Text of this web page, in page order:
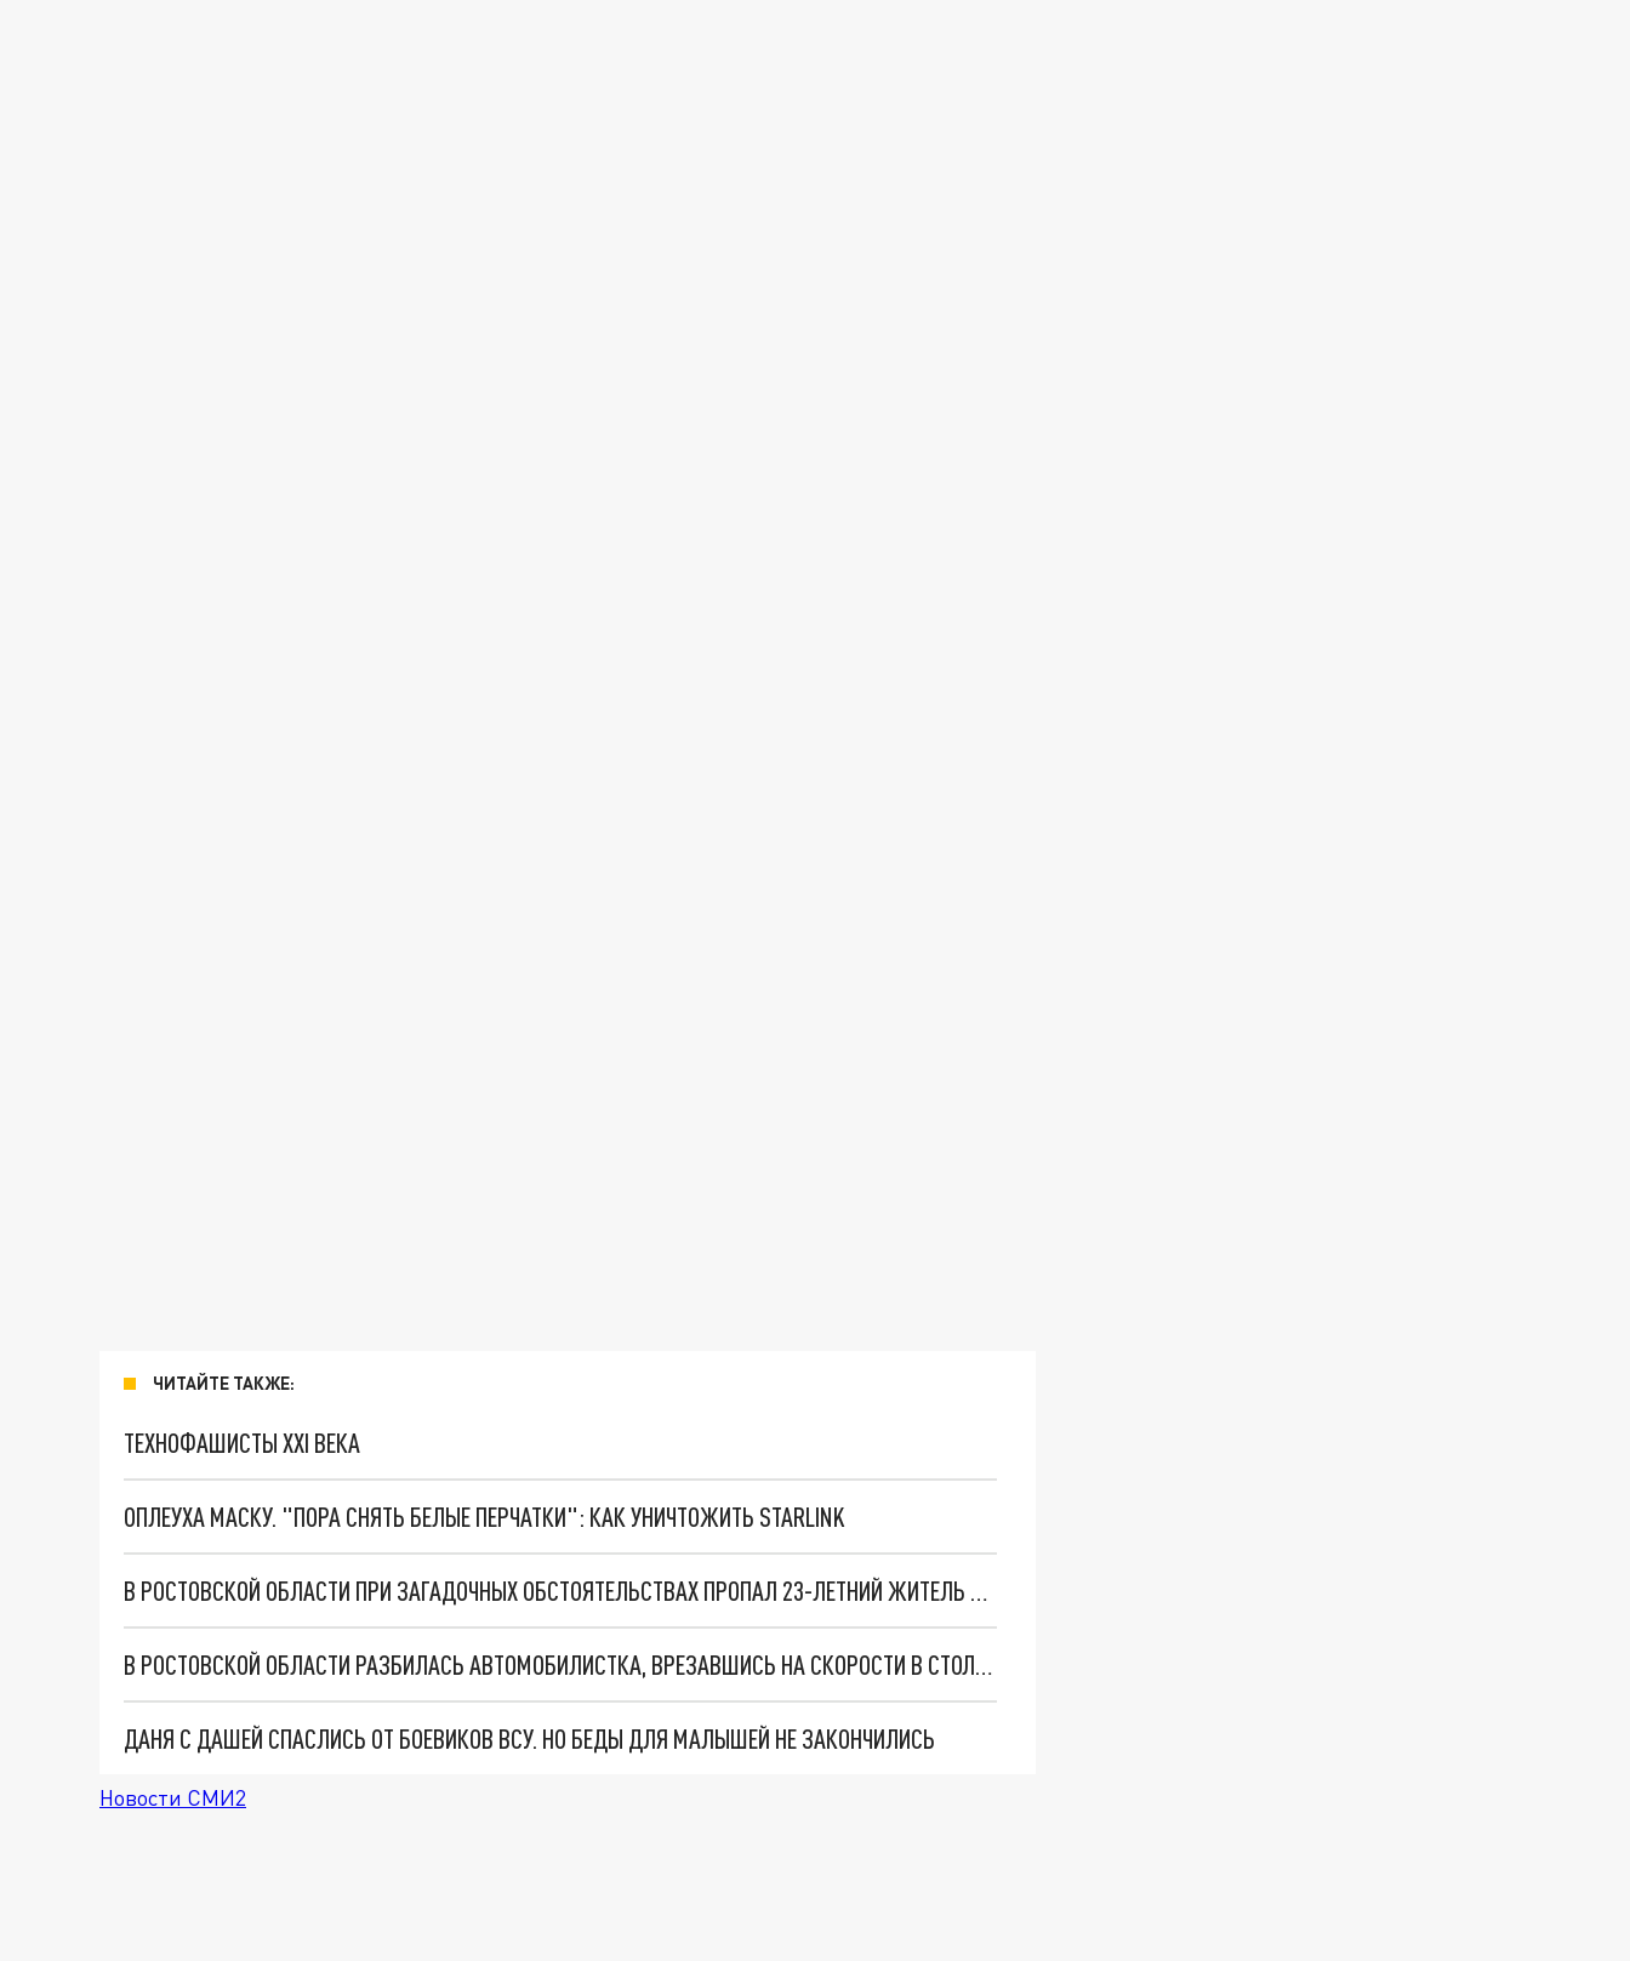
ЧИТАЙТЕ ТАКЖЕ:
ТЕХНОФАШИСТЫ XXI ВЕКА
ОПЛЕУХА МАСКУ. "ПОРА СНЯТЬ БЕЛЫЕ ПЕРЧАТКИ": КАК УНИЧТОЖИТЬ STARLINK
В РОСТОВСКОЙ ОБЛАСТИ ПРИ ЗАГАДОЧНЫХ ОБСТОЯТЕЛЬСТВАХ ПРОПАЛ 23-ЛЕТНИЙ ЖИТЕЛЬ ЛНР
В РОСТОВСКОЙ ОБЛАСТИ РАЗБИЛАСЬ АВТОМОБИЛИСТКА, ВРЕЗАВШИСЬ НА СКОРОСТИ В СТОЛБ ЛИНИИ ЭЛЕКТРОПЕРЕДАЧИ
ДАНЯ С ДАШЕЙ СПАСЛИСЬ ОТ БОЕВИКОВ ВСУ. НО БЕДЫ ДЛЯ МАЛЫШЕЙ НЕ ЗАКОНЧИЛИСЬ
Новости СМИ2